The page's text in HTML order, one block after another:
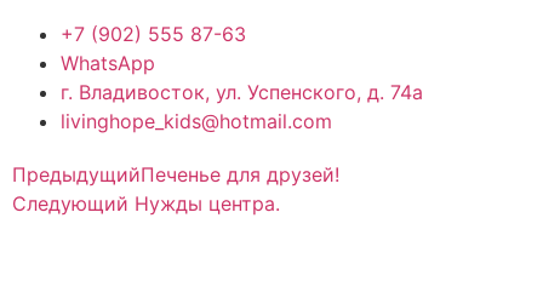
+7 (902) 555 87-63
WhatsApp
г. Владивосток, ул. Успенского, д. 74а
livinghope_kids@hotmail.com
ПредыдущийПеченье для друзей!
Следующий Нужды центра.